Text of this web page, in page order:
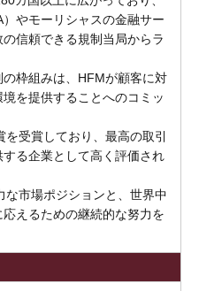
やモーリシャスの金融サー
信頼できる規制当局からラ
枠組みは、HFMが顧客に対
を提供することへのコミッ
受賞しており、最高の取引
る企業として高く評価され
な市場ポジションと、世界中
えるための継続的な努力を